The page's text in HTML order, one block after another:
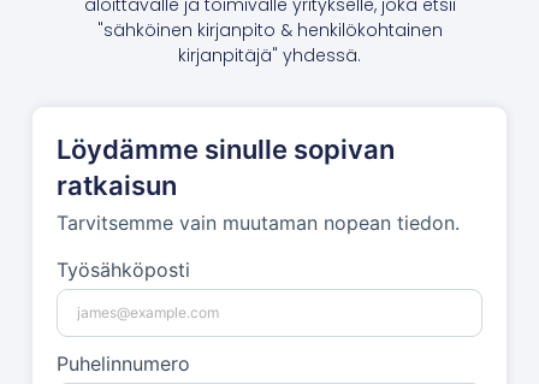
aloittavalle ja toimivalle yritykselle, joka etsii
"sähköinen kirjanpito & henkilökohtainen
kirjanpitäjä" yhdessä.
Löydämme sinulle sopivan
ratkaisun
Tarvitsemme vain muutaman nopean tiedon.
Työsähköposti
Puhelinnumero